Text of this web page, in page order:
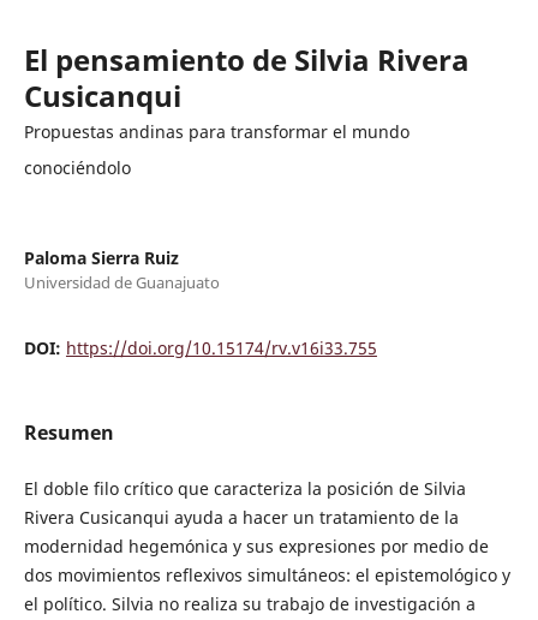
El pensamiento de Silvia Rivera
Cusicanqui
Propuestas andinas para transformar el mundo
conociéndolo
Paloma Sierra Ruiz
Universidad de Guanajuato
DOI: https://doi.org/10.15174/rv.v16i33.755
Resumen
El doble filo crítico que caracteriza la posición de Silvia
Rivera Cusicanqui ayuda a hacer un tratamiento de la
modernidad hegemónica y sus expresiones por medio de
dos movimientos reflexivos simultáneos: el epistemológico y
el político. Silvia no realiza su trabajo de investigación a